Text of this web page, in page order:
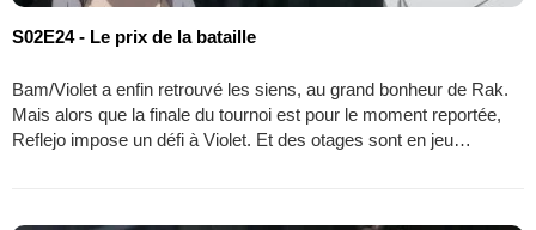
S02E24 - Le prix de la bataille
Bam/Violet a enfin retrouvé les siens, au grand bonheur de Rak.
Mais alors que la finale du tournoi est pour le moment reportée,
Reflejo impose un défi à Violet. Et des otages sont en jeu…